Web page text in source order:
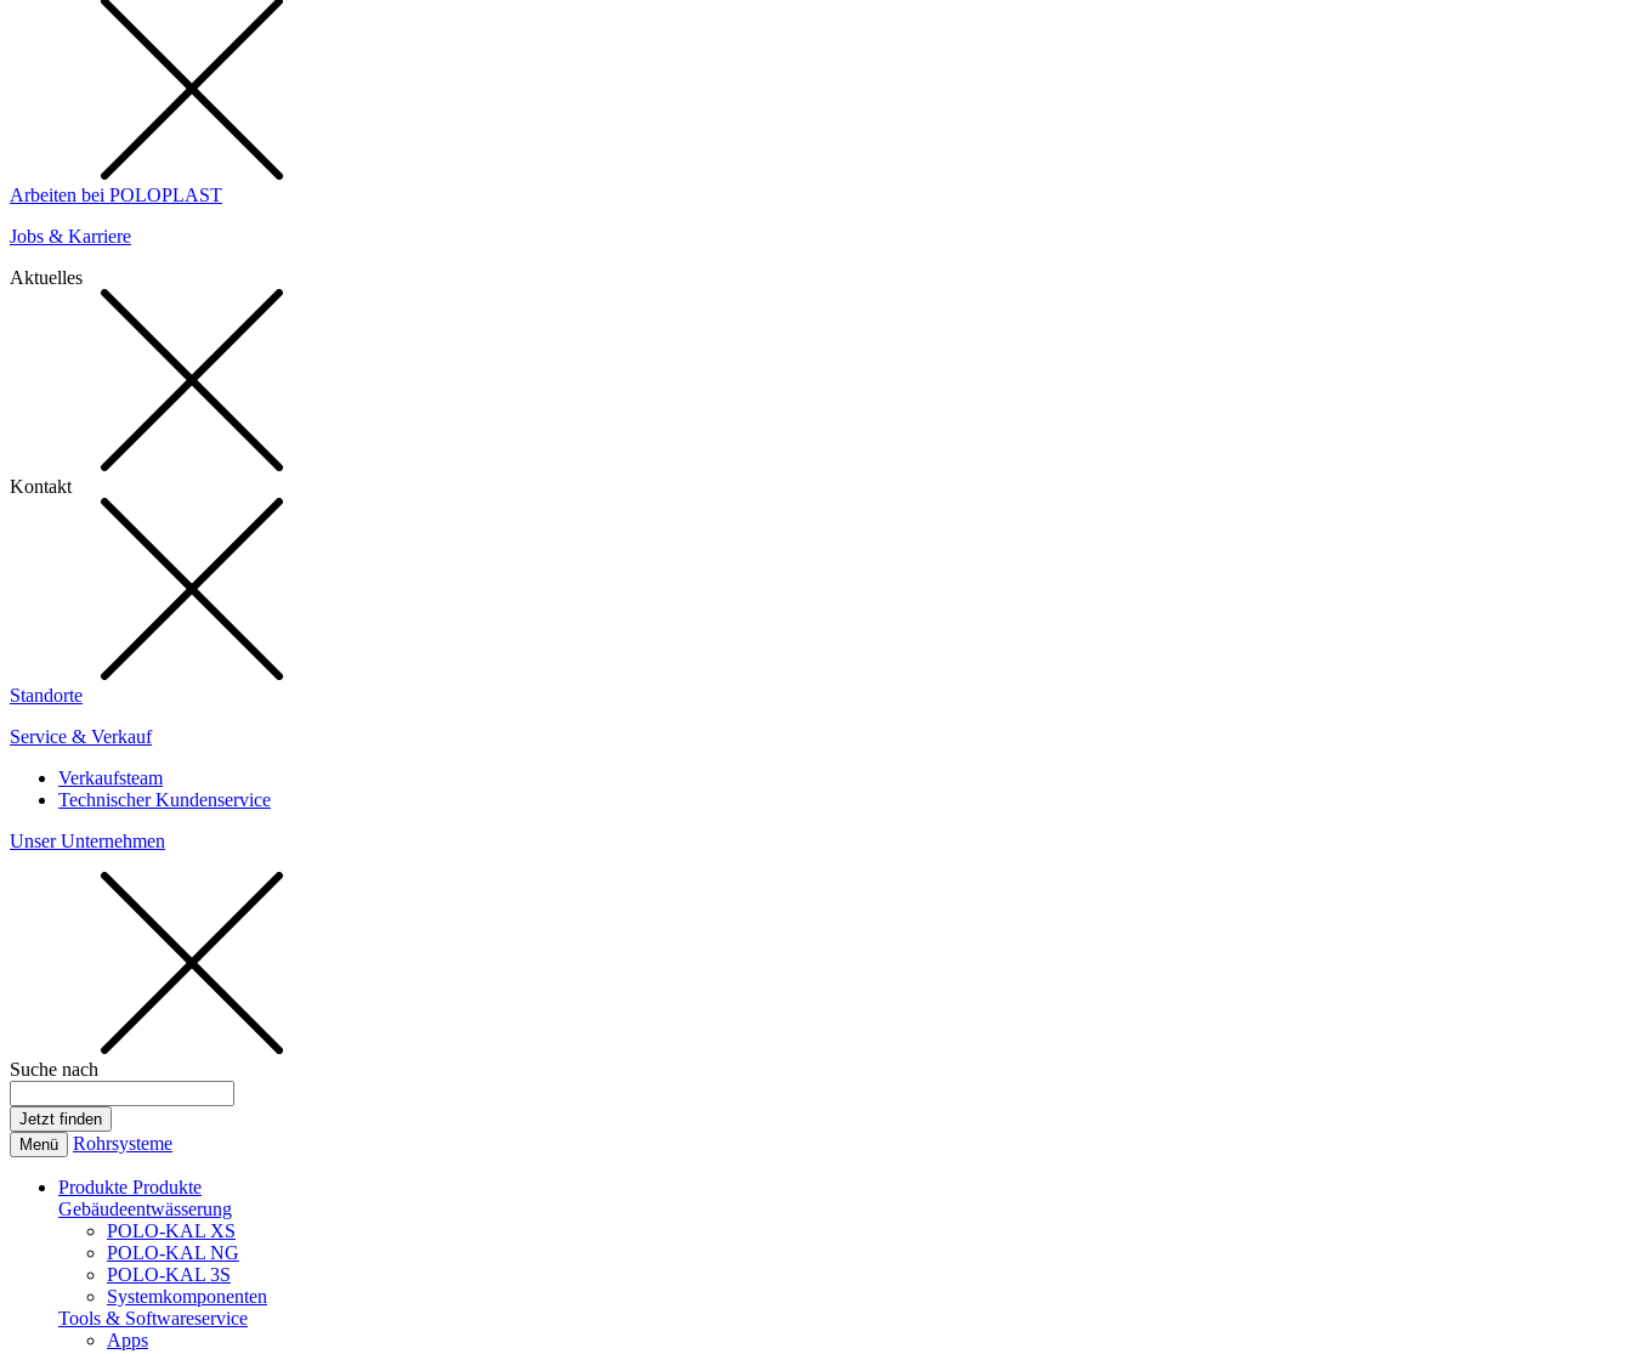
Arbeiten bei POLOPLAST
Jobs & Karriere
Aktuelles
Kontakt
Standorte
Service & Verkauf
Verkaufsteam
Technischer Kundenservice
Unser Unternehmen
Suche nach
Menü Rohrsysteme
Produkte Produkte
Gebäudeentwässerung
POLO-KAL XS
POLO-KAL NG
POLO-KAL 3S
Systemkomponenten
Tools & Softwareservice
Apps